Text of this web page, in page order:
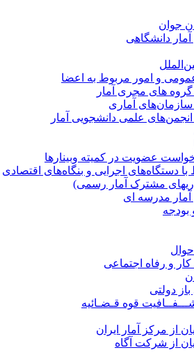
جوان
دانشگاهی
و امور مربوط به اعضا
های مجری آمار
آماری
علمی دانشجویی آمار
عضویت در کمیته وبینارها
با دستگاه‌های اجرایی و بنگاه‌های اقتصادی
مشترک آمار رسمی)
مدرسه ای
و رفاه اجتماعی
دولتی
قوه قـضـائیه
از مرکز آمار ایران
از شرکت آگاه